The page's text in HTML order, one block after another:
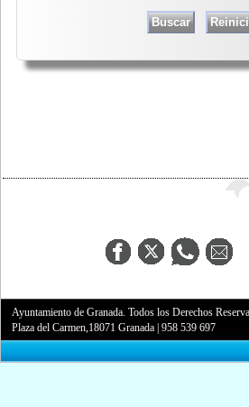
Ayuntamiento de Granada. Todos los Derechos
Plaza del Carmen,18071 Granada |958 539 697